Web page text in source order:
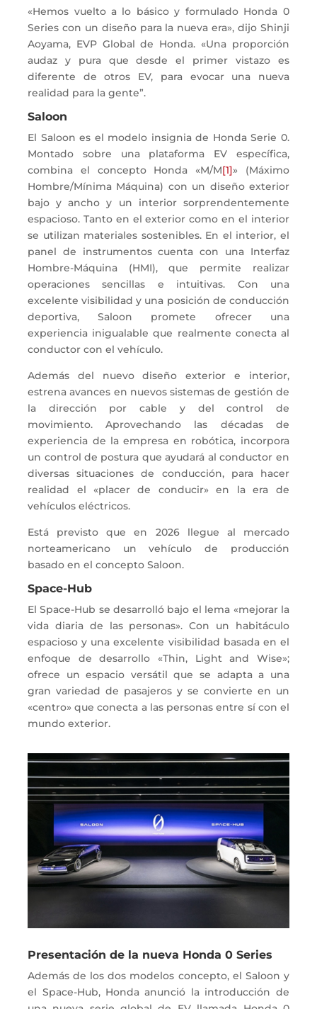
«Hemos vuelto a lo básico y formulado Honda 0
Series con un diseño para la nueva era», dijo Shinji
Aoyama, EVP Global de Honda. «Una proporción
audaz y pura que desde el primer vistazo es
diferente de otros EV, para evocar una nueva
realidad para la gente”.
Saloon
El Saloon es el modelo insignia de Honda Serie 0.
Montado sobre una plataforma EV específica,
combina el concepto Honda «M/M[1]» (Máximo
Hombre/Mínima Máquina) con un diseño exterior
bajo y ancho y un interior sorprendentemente
espacioso. Tanto en el exterior como en el interior
se utilizan materiales sostenibles. En el interior, el
panel de instrumentos cuenta con una Interfaz
Hombre-Máquina (HMI), que permite realizar
operaciones sencillas e intuitivas. Con una
excelente visibilidad y una posición de conducción
deportiva, Saloon promete ofrecer una
experiencia inigualable que realmente conecta al
conductor con el vehículo.
Además del nuevo diseño exterior e interior,
estrena avances en nuevos sistemas de gestión de
la dirección por cable y del control de
movimiento. Aprovechando las décadas de
experiencia de la empresa en robótica, incorpora
un control de postura que ayudará al conductor en
diversas situaciones de conducción, para hacer
realidad el «placer de conducir» en la era de
vehículos eléctricos.
Está previsto que en 2026 llegue al mercado
norteamericano un vehículo de producción
basado en el concepto Saloon.
Space-Hub
El Space-Hub se desarrolló bajo el lema «mejorar la
vida diaria de las personas». Con un habitáculo
espacioso y una excelente visibilidad basada en el
enfoque de desarrollo «Thin, Light and Wise»;
ofrece un espacio versátil que se adapta a una
gran variedad de pasajeros y se convierte en un
«centro» que conecta a las personas entre sí con el
mundo exterior.
Presentación de la nueva Honda 0 Series
Además de los dos modelos concepto, el Saloon y
el Space-Hub, Honda anunció la introducción de